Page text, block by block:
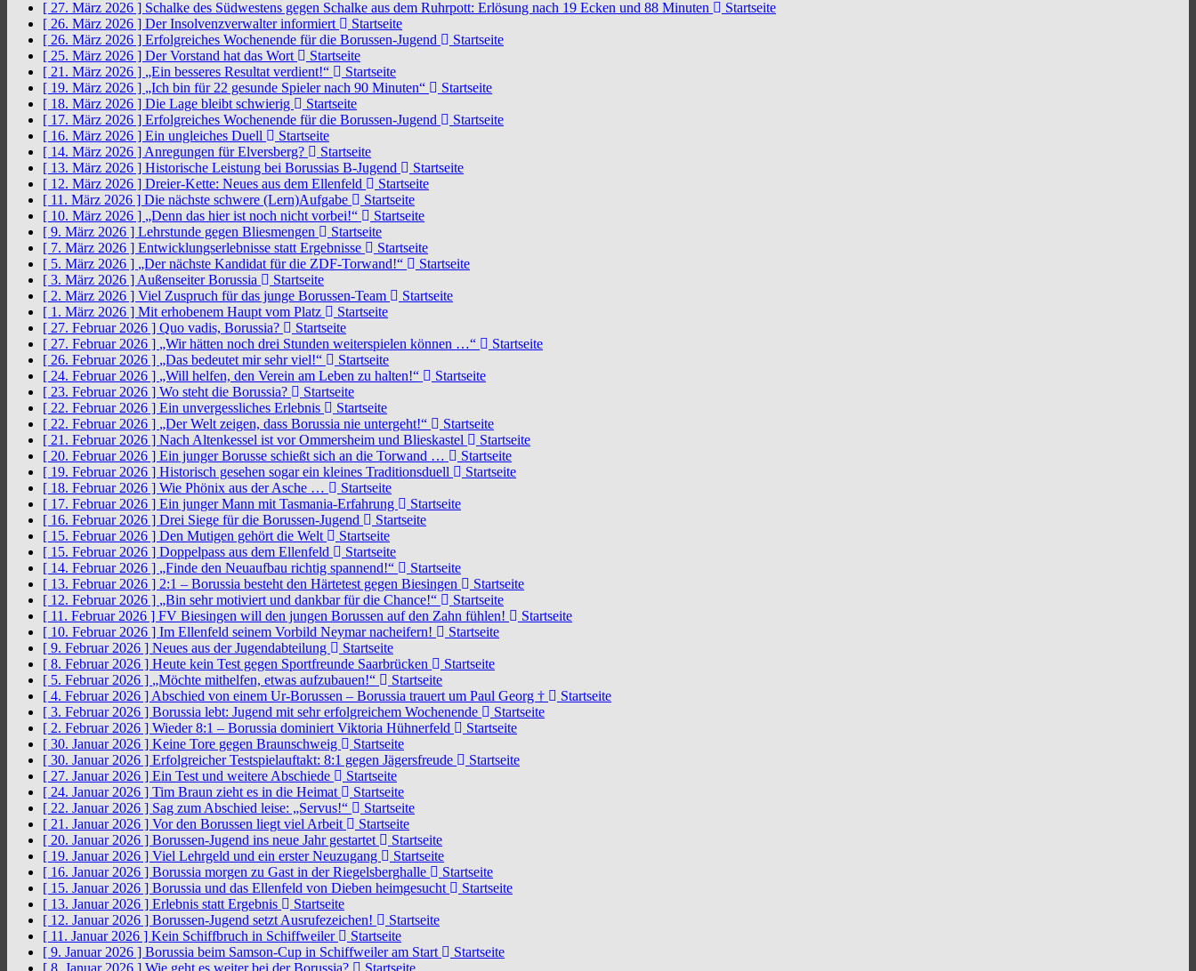
[ 27. März 2026 ] Schalke des Südwestens gegen Schalke aus dem Ruhrpott: Erlösung nach 19 Ecken und 88 Minuten
Startseite
[ 26. März 2026 ] Der Insolvenzverwalter informiert
Startseite
[ 26. März 2026 ] Erfolgreiches Wochenende für die Borussen-Jugend
Startseite
[ 25. März 2026 ] Der Vorstand hat das Wort
Startseite
[ 21. März 2026 ] „Ein besseres Resultat verdient!“
Startseite
[ 19. März 2026 ] „Ich bin für 22 gesunde Spieler nach 90 Minuten“
Startseite
[ 18. März 2026 ] Die Lage bleibt schwierig
Startseite
[ 17. März 2026 ] Erfolgreiches Wochenende für die Borussen-Jugend
Startseite
[ 16. März 2026 ] Ein ungleiches Duell
Startseite
[ 14. März 2026 ] Anregungen für Elversberg?
Startseite
[ 13. März 2026 ] Historische Leistung bei Borussias B-Jugend
Startseite
[ 12. März 2026 ] Dreier-Kette: Neues aus dem Ellenfeld
Startseite
[ 11. März 2026 ] Die nächste schwere (Lern)Aufgabe
Startseite
[ 10. März 2026 ] „Denn das hier ist noch nicht vorbei!“
Startseite
[ 9. März 2026 ] Lehrstunde gegen Bliesmengen
Startseite
[ 7. März 2026 ] Entwicklungserlebnisse statt Ergebnisse
Startseite
[ 5. März 2026 ] „Der nächste Kandidat für die ZDF-Torwand!“
Startseite
[ 3. März 2026 ] Außenseiter Borussia
Startseite
[ 2. März 2026 ] Viel Zuspruch für das junge Borussen-Team
Startseite
[ 1. März 2026 ] Mit erhobenem Haupt vom Platz
Startseite
[ 27. Februar 2026 ] Quo vadis, Borussia?
Startseite
[ 27. Februar 2026 ] „Wir hätten noch drei Stunden weiterspielen können …“
Startseite
[ 26. Februar 2026 ] „Das bedeutet mir sehr viel!“
Startseite
[ 24. Februar 2026 ] „Will helfen, den Verein am Leben zu halten!“
Startseite
[ 23. Februar 2026 ] Wo steht die Borussia?
Startseite
[ 22. Februar 2026 ] Ein unvergessliches Erlebnis
Startseite
[ 22. Februar 2026 ] „Der Welt zeigen, dass Borussia nie untergeht!“
Startseite
[ 21. Februar 2026 ] Nach Altenkessel ist vor Ommersheim und Blieskastel
Startseite
[ 20. Februar 2026 ] Ein junger Borusse schießt sich an die Torwand …
Startseite
[ 19. Februar 2026 ] Historisch gesehen sogar ein kleines Traditionsduell
Startseite
[ 18. Februar 2026 ] Wie Phönix aus der Asche …
Startseite
[ 17. Februar 2026 ] Ein junger Mann mit Tasmania-Erfahrung
Startseite
[ 16. Februar 2026 ] Drei Siege für die Borussen-Jugend
Startseite
[ 15. Februar 2026 ] Den Mutigen gehört die Welt
Startseite
[ 15. Februar 2026 ] Doppelpass aus dem Ellenfeld
Startseite
[ 14. Februar 2026 ] „Finde den Neuaufbau richtig spannend!“
Startseite
[ 13. Februar 2026 ] 2:1 – Borussia besteht den Härtetest gegen Biesingen
Startseite
[ 12. Februar 2026 ] „Bin sehr motiviert und dankbar für die Chance!“
Startseite
[ 11. Februar 2026 ] FV Biesingen will den jungen Borussen auf den Zahn fühlen!
Startseite
[ 10. Februar 2026 ] Im Ellenfeld seinem Vorbild Neymar nacheifern!
Startseite
[ 9. Februar 2026 ] Neues aus der Jugendabteilung
Startseite
[ 8. Februar 2026 ] Heute kein Test gegen Sportfreunde Saarbrücken
Startseite
[ 5. Februar 2026 ] „Möchte mithelfen, etwas aufzubauen!“
Startseite
[ 4. Februar 2026 ] Abschied von einem Ur-Borussen – Borussia trauert um Paul Georg †
Startseite
[ 3. Februar 2026 ] Borussia lebt: Jugend mit sehr erfolgreichem Wochenende
Startseite
[ 2. Februar 2026 ] Wieder 8:1 – Borussia dominiert Viktoria Hühnerfeld
Startseite
[ 30. Januar 2026 ] Keine Tore gegen Braunschweig
Startseite
[ 30. Januar 2026 ] Erfolgreicher Testspielauftakt: 8:1 gegen Jägersfreude
Startseite
[ 27. Januar 2026 ] Ein Test und weitere Abschiede
Startseite
[ 24. Januar 2026 ] Tim Braun zieht es in die Heimat
Startseite
[ 22. Januar 2026 ] Sag zum Abschied leise: „Servus!“
Startseite
[ 21. Januar 2026 ] Vor den Borussen liegt viel Arbeit
Startseite
[ 20. Januar 2026 ] Borussen-Jugend ins neue Jahr gestartet
Startseite
[ 19. Januar 2026 ] Viel Lehrgeld und ein erster Neuzugang
Startseite
[ 16. Januar 2026 ] Borussia morgen zu Gast in der Riegelsberghalle
Startseite
[ 15. Januar 2026 ] Borussia und das Ellenfeld von Dieben heimgesucht
Startseite
[ 13. Januar 2026 ] Erlebnis statt Ergebnis
Startseite
[ 12. Januar 2026 ] Borussen-Jugend setzt Ausrufezeichen!
Startseite
[ 11. Januar 2026 ] Kein Schiffbruch in Schiffweiler
Startseite
[ 9. Januar 2026 ] Borussia beim Samson-Cup in Schiffweiler am Start
Startseite
[ 8. Januar 2026 ] Wie geht es weiter bei der Borussia? Startseite